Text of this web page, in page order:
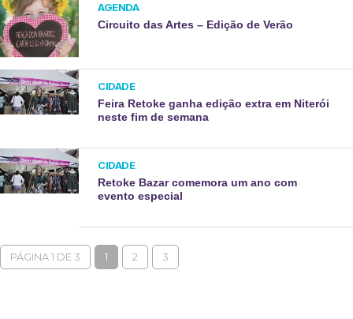
AGENDA
Circuito das Artes – Edição de Verão
CIDADE
Feira Retoke ganha edição extra em Niterói
neste fim de semana
CIDADE
Retoke Bazar comemora um ano com
evento especial
PÁGINA 1 DE 3 1 2 3